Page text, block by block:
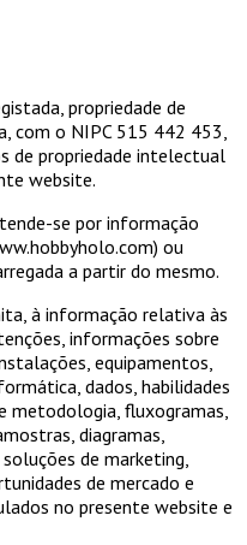
propriedade de
com o NIPC 515 442 453,
de propriedade intelectual
website.
se por informação
ou
a partir do mesmo.
à informação relativa às
informações sobre
equipamentos,
dados, habilidades
metodologia, fluxogramas,
diagramas,
de marketing,
de mercado e
no presente website e